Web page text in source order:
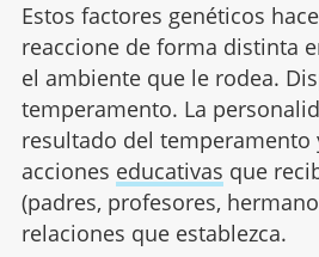
Estos factores genéticos
reaccione de forma distinta
el ambiente que le rodea.
temperamento. La
resultado del temperamento
acciones educativas que
(padres, profesores,
relaciones que establezca.